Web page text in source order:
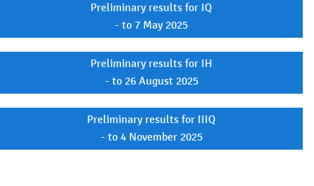
Preliminary results for IQ
- to 7 May 2025
Preliminary results for IH
- to 26 August 2025
Preliminary results for IIIQ
- to 4 November 2025